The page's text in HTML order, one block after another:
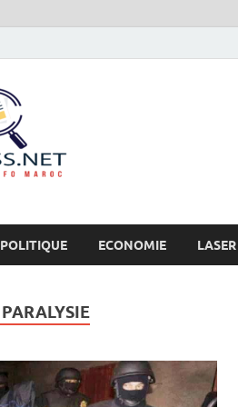
POLITIQUE ECONOMIE LASER
PARALYSIE